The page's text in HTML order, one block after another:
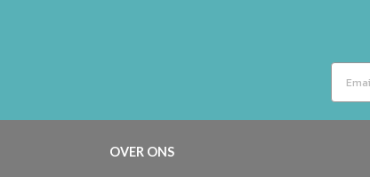
OVER ONS